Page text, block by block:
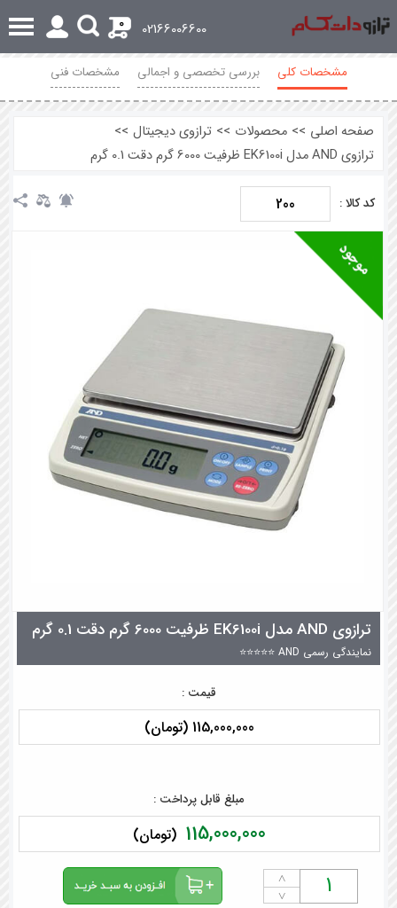
02166006600
0
مشخصات کلی بررسی تخصصی و اجمالی مشخصات فنی
صفحه اصلی >> محصولات >> ترازوی دیجیتال >>
ترازوی AND مدل EK6100i ظرفیت 6000 گرم دقت 0.1 گرم
کد کالا : 200
ترازوی AND مدل EK6100i ظرفیت 6000 گرم دقت 0.1 گرم
نمایندگی رسمی AND ⭐⭐⭐⭐⭐
قیمت :
115,000,000 (تومان)
مبلغ قابل پرداخت :
115,000,000 (تومان)
˄
˅